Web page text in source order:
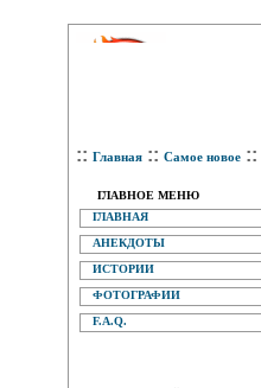
:: Главная :: Самое новое ::
ГЛАВНОЕ МЕНЮ
ГЛАВНАЯ
АНЕКДОТЫ
ИСТОРИИ
ФОТОГРАФИИ
F.A.Q.